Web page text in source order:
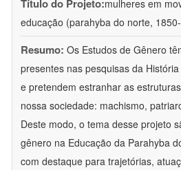
Título do Projeto:mulheres em
educação (parahyba do norte,
Resumo: Os Estudos de Gênero
presentes nas pesquisas da
e pretendem estranhar as
nossa sociedade: machismo,
Deste modo, o tema desse projeto
gênero na Educação da Parahyba
com destaque para trajetórias,